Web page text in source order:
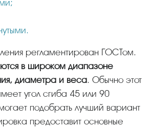
в широком диапазоне
диаметра и веса. Обычно этот
угол сгиба 45 или 90
подобрать лучший вариант
предоставит основные